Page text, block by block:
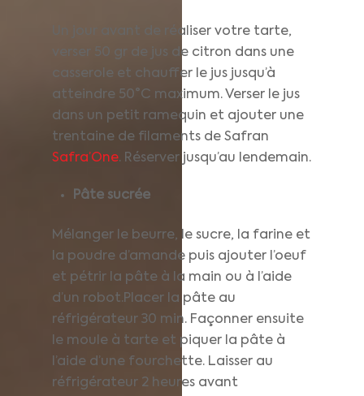
Un jour avant de réaliser votre tarte,
verser 50 gr de jus de citron dans une
casserole et chauffer le jus jusqu’à
atteindre 50°C maximum. Verser le jus
dans un petit ramequin et ajouter une
trentaine de filaments de Safran
Safra’One. Réserver jusqu’au lendemain.
Pâte sucrée
Mélanger le beurre, le sucre, la farine et
la poudre d’amande puis ajouter l’oeuf
et pétrir la pâte à la main ou à l’aide
d’un robot.Placer la pâte au
réfrigérateur 30 min. Façonner ensuite
le moule à tarte et piquer la pâte à
l’aide d’une fourchette. Laisser au
réfrigérateur 2 heures avant